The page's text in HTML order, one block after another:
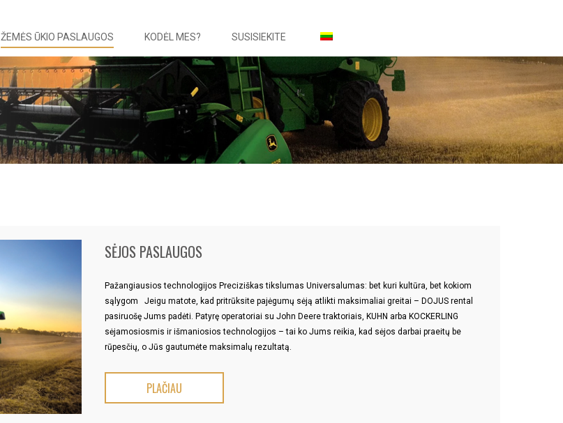
ŽEMĖS ŪKIO PASLAUGOS KODĖL MES? SUSISIEKITE
SĖJOS PASLAUGOS
Pažangiausios technologijos Preciziškas tikslumas Universalumas: bet kuri kultūra, bet kokiom
sąlygom Jeigu matote, kad pritrūksite pajėgumų sėją atlikti maksimaliai greitai – DOJUS rental
pasiruošę Jums padėti. Patyrę operatoriai su John Deere traktoriais, KUHN arba KOCKERLING
sėjamosiosmis ir išmaniosios technologijos – tai ko Jums reikia, kad sėjos darbai praeitų be
rūpesčių, o Jūs gautumėte maksimalų rezultatą.
PLAČIAU